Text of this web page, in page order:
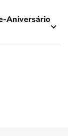
Aniversário